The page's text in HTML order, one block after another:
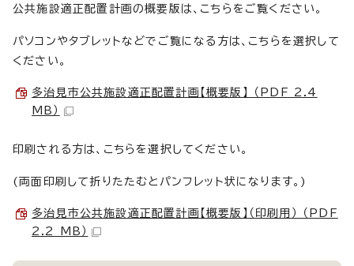
公共施設適正配置計画の概要版は、こちらをご覧ください。
パソコンやタブレットなどでご覧になる方は、こちらを選択して
ください。
多治見市公共施設適正配置計画【概要版】 （PDF 2.4
MB）
印刷される方は、こちらを選択してください。
(両面印刷して折りたたむとパンフレット状になります。)
多治見市公共施設適正配置計画【概要版】（印刷用） （PDF
2.2 MB）